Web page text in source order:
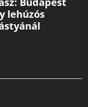
lehúzós